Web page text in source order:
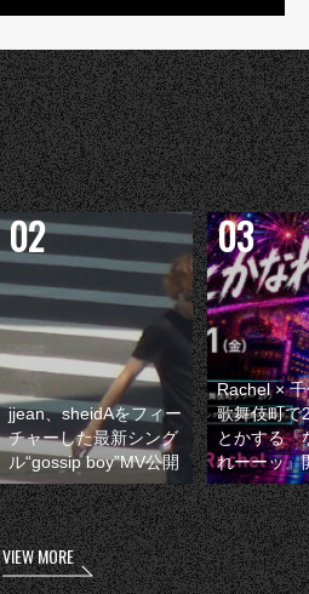
jjean、sheidAをフィー
チャーした最新シング
ル“gossip boy”MV公開
Rachel ×
歌舞伎町で
とかする『
れーーッ』
VIEW MORE